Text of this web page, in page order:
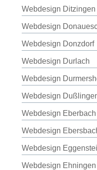
Webdesign Ditzingen
Webdesign
Webdesign Donzdorf
Webdesign Durlach
Webdesign
Webdesign
Webdesign Eberbach
Webdesign
Webdesign
Webdesign Ehningen